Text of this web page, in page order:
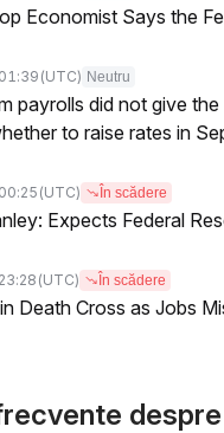
Economist Says the
(UTC) Neutru
payrolls did not give
to raise rates in
(UTC) În scădere
Expects Federal
(UTC) În scădere
Death Cross as Jobs